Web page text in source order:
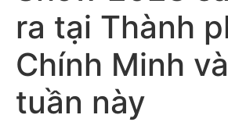
ra tại Thành
Chính Minh
tuần này